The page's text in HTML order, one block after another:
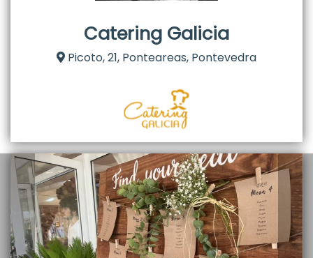
Catering Galicia
Picoto, 21, Ponteareas, Pontevedra